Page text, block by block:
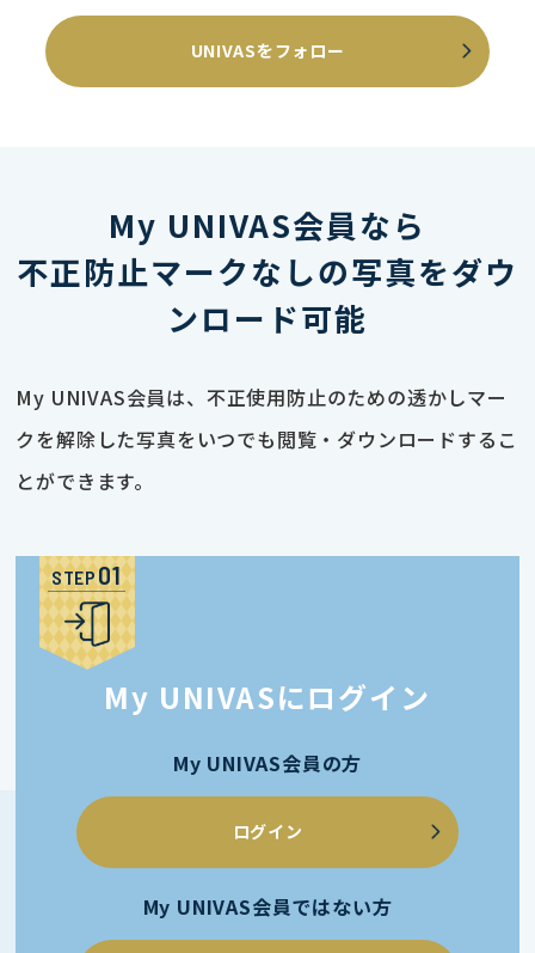
UNIVASをフォロー
My UNIVAS会員なら
不正防止マークなしの写真をダウ
ンロード可能
My UNIVAS会員は、不正使用防止のための透かしマー
クを解除した写真をいつでも閲覧・ダウンロードするこ
とができます。
STEP
My UNIVASにログイン
My UNIVAS会員の方
ログイン
My UNIVAS会員ではない方